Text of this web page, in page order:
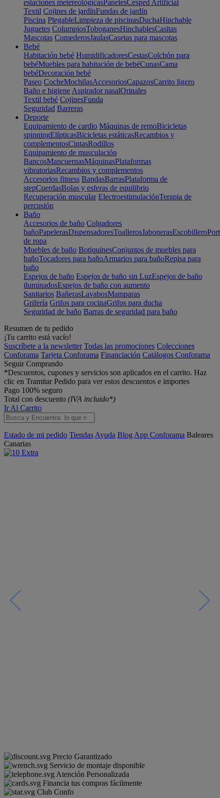
estaciones metereológicasPanelesCesped Artificial
Textil Cojines de jardínFundas de jardín
Piscina PlegableLimpieza de piscinasDuchaHinchable
Juguetes ColumpiosToboganesHinchablesCasitas
Mascotas ComederosJaulasCasetas para mascotas
Bebé
Habitación bebé HumidificadoresCestasColchón para
bebéMuebles para habitación de bebéCunasCama
bebéDecoración bebé
Paseo CocheMochilasAccesoriosCapazosCarrito ligero
Baño e higiene Aspirador nasalOrinales
Textil bebé CojinesFunda
Seguridad Barreras
Deporte
Equipamiento de cardio Máquinas de remoBicicletas
spinningElípticasBicicletas estáticasRecambios y
complementosCintasRodillos
Equipamiento de musculación
BancosMancuernasMáquinasPlataformas
vibratoriasRecambios y complementos
Accesorios fitness BandasBarrasPlataforma de
stepCuerdasBolas y esferas de equilibrio
Recuperación muscular ElectroestimulaciónTerapia de
percusión
Baño
Accesorios de baño Colgadores
bañoPapelerasDispensadoresToallerosJabonerasEscobillero
de ropa
Muebles de baño BotiquinesConjuntos de muebles para
bañoTocadores para bañoArmarios para bañoRepisa para
baño
Espejos de baño Espejos de baño sin LuzEspejos de baño
iluminadosEspejos de baño con aumento
Sanitarios BañerasLavabosMamparas
Grifería Grifos para cocinaGrifos para ducha
Seguridad de baño Barras de seguridad para baño
Resumen de tu pedido
¡Tu carrito está vacío!
Suscríbete a la newsletter Todas las promociones Colecciones
Conforama Tarjeta Conforama Financiación Catálogos Conforama
Seguir Comprando
*Descuentos, cupones y servicios son aplicados en el carrito. Haz
clic en Tramitar Pedido para ver estos descuentos e importes
Pago 100% seguro
Total con descuento (IVA incluido*)
Ir Al Carrito
Estado de mi pedido Tiendas Ayuda Blog App Conforama Baleares
Canarias
Precio Garantizado
Servicio de montaje disponible
Atención Personalizada
Financia tus compras fácilmente
Club Confo